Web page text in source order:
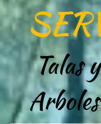
Talas